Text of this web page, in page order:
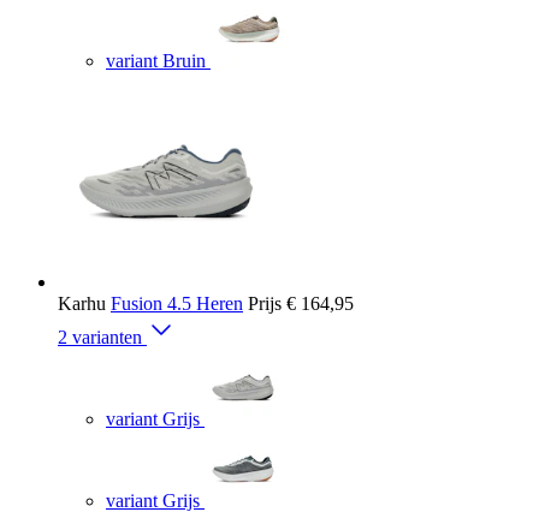
variant Bruin
Karhu Fusion 4.5 Heren Prijs € 164,95
2 varianten
variant Grijs
variant Grijs